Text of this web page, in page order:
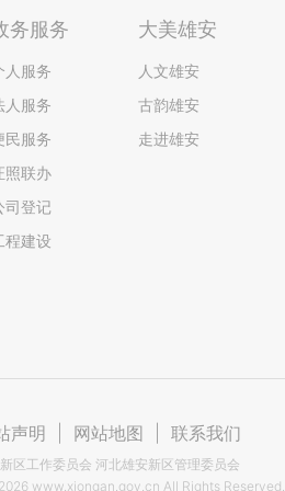
务服务
人服务
人服务
民服务
照联办
司登记
程建设
大美雄安
人文雄安
古韵雄安
走进雄安
声明 网站地图 联系我们
区工作委员会 河北雄安新区管理委员会
www.xiongan.gov.cn All Rights Reserved.